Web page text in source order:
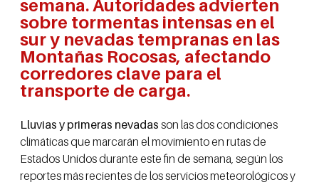
semana. Autoridades advierten
sobre tormentas intensas en el
sur y nevadas tempranas en las
Montañas Rocosas, afectando
corredores clave para el
transporte de carga.
Lluvias y primeras nevadas son las dos condiciones
climáticas que marcarán el movimiento en rutas de
Estados Unidos durante este fin de semana, según los
reportes más recientes de los servicios meteorológicos y